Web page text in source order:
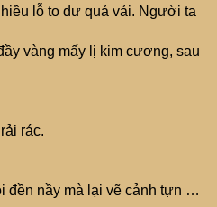
lỗ to dư quả vải. Người ta
vàng mấy lị kim cương, sau
rác.
đền nầy mà lại vẽ cảnh tựn …